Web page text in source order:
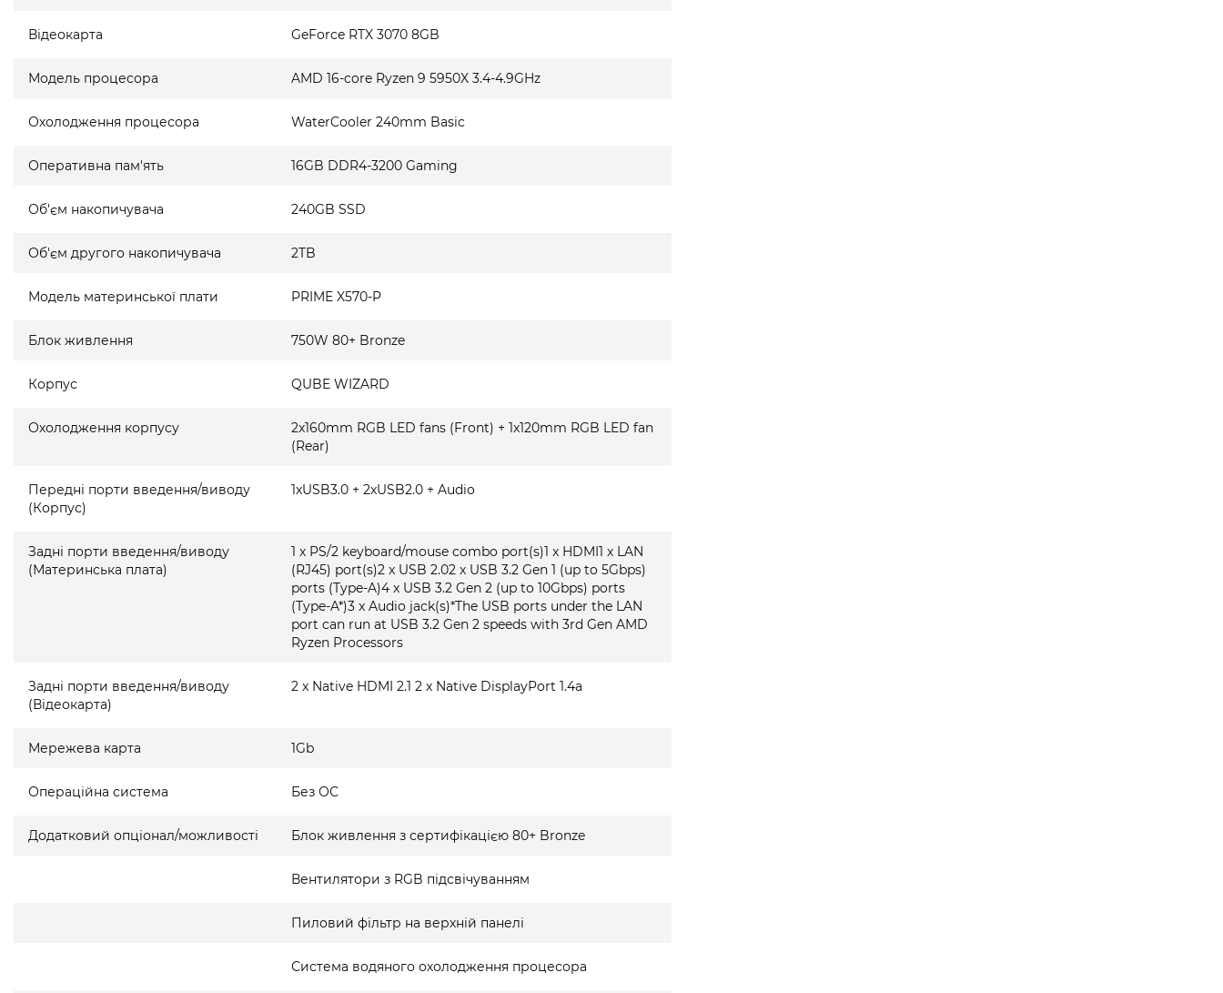
Відеокарта GeForce RTX 3070 8GB
Модель процесора AMD 16-core Ryzen 9 5950X 3.4-4.9GHz
Охолодження процесора WaterCooler 240mm Basic
Оперативна пам'ять 16GB DDR4-3200 Gaming
Об'єм накопичувача 240GB SSD
Об'єм другого накопичувача 2TB
Модель материнської плати PRIME X570-P
Блок живлення 750W 80+ Bronze
Корпус QUBE WIZARD
Охолодження корпусу
2x160mm RGB LED fans (Front) + 1x120mm RGB LED fan
(Rear)
Передні порти введення/виводу
(Корпус)
1xUSB3.0 + 2xUSB2.0 + Audio
Задні порти введення/виводу
(Материнська плата)
1 x PS/2 keyboard/mouse combo port(s)1 x HDMI1 x LAN
(RJ45) port(s)2 x USB 2.02 x USB 3.2 Gen 1 (up to 5Gbps)
ports (Type-A)4 x USB 3.2 Gen 2 (up to 10Gbps) ports
(Type-A*)3 x Audio jack(s)*The USB ports under the LAN
port can run at USB 3.2 Gen 2 speeds with 3rd Gen AMD
Ryzen Processors
Задні порти введення/виводу
(Відеокарта)
2 x Native HDMI 2.1 2 x Native DisplayPort 1.4a
Мережева карта 1Gb
Операційна система Без ОС
Додатковий опціонал/можливості Блок живлення з сертифікацією 80+ Bronze
Вентилятори з RGB підсвічуванням
Пиловий фільтр на верхній панелі
Система водяного охолодження процесора